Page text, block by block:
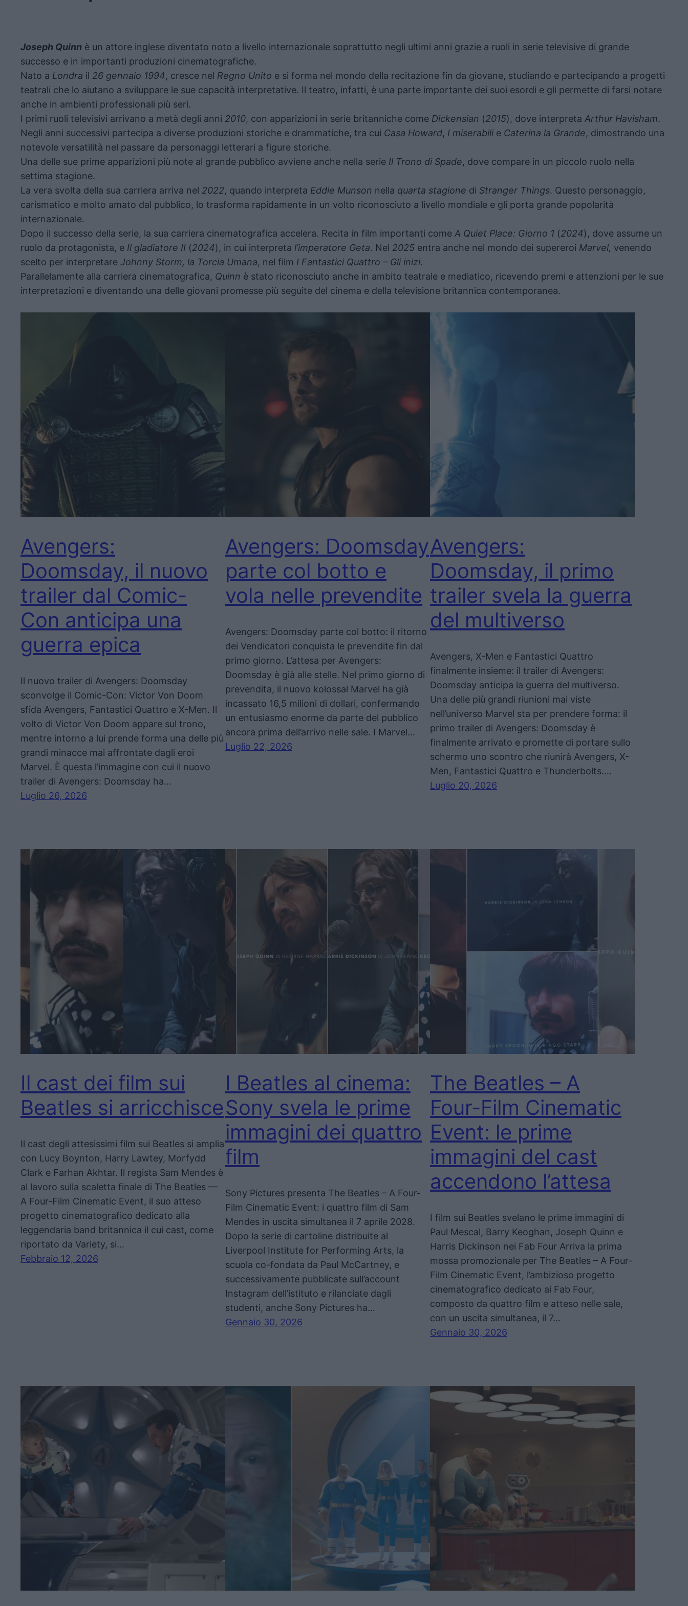
Joseph Quinn è un attore inglese diventato noto a livello internazionale soprattutto negli ultimi anni grazie a ruoli in serie televisive di grande
successo e in importanti produzioni cinematografiche.
Nato a Londra il 26 gennaio 1994, cresce nel Regno Unito e si forma nel mondo della recitazione fin da giovane, studiando e partecipando a progetti
teatrali che lo aiutano a sviluppare le sue capacità interpretative. Il teatro, infatti, è una parte importante dei suoi esordi e gli permette di farsi notare
anche in ambienti professionali più seri.
I primi ruoli televisivi arrivano a metà degli anni 2010, con apparizioni in serie britanniche come Dickensian (2015), dove interpreta Arthur Havisham.
Negli anni successivi partecipa a diverse produzioni storiche e drammatiche, tra cui Casa Howard, I miserabilie Caterina la Grande, dimostrando una
notevole versatilità nel passare da personaggi letterari a figure storiche.
Una delle sue prime apparizioni più note al grande pubblico avviene anche nella serie Il Trono di Spade, dove compare in un piccolo ruolo nella
settima stagione.
La vera svolta della sua carriera arriva nel 2022, quando interpreta Eddie Munson nella quarta stagione di Stranger Things. Questo personaggio,
carismatico e molto amato dal pubblico, lo trasforma rapidamente in un volto riconosciuto a livello mondiale e gli porta grande popolarità
internazionale.
Dopo il successo della serie, la sua carriera cinematografica accelera. Recita in film importanti come A Quiet Place: Giorno 1 (2024), dove assume un
ruolo da protagonista, e Il gladiatore II (2024), in cui interpreta l’imperatore Geta. Nel 2025 entra anche nel mondo dei supereroi Marvel, venendo
scelto per interpretare Johnny Storm, la Torcia Umana, nel film I Fantastici Quattro – Gli inizi.
Parallelamente alla carriera cinematografica, Quinn è stato riconosciuto anche in ambito teatrale e mediatico, ricevendo premi e attenzioni per le sue
interpretazioni e diventando una delle giovani promesse più seguite del cinema e della televisione britannica contemporanea.
Avengers:
Doomsday, il nuovo
trailer dal Comic-
Con anticipa una
guerra epica
Il nuovo trailer di Avengers: Doomsday
sconvolge il Comic-Con: Victor Von Doom
sfida Avengers, Fantastici Quattro e X-Men. Il
volto di Victor Von Doom appare sul trono,
mentre intorno a lui prende forma una delle più
grandi minacce mai affrontate dagli eroi
Marvel. È questa l’immagine con cui il nuovo
trailer di Avengers: Doomsday ha…
Luglio 26, 2026
Avengers: Doomsday
parte col botto e
vola nelle prevendite
Avengers: Doomsday parte col botto: il ritorno
dei Vendicatori conquista le prevendite fin dal
primo giorno. L’attesa per Avengers:
Doomsday è già alle stelle. Nel primo giorno di
prevendita, il nuovo kolossal Marvel ha già
incassato 16,5 milioni di dollari, confermando
un entusiasmo enorme da parte del pubblico
ancora prima dell’arrivo nelle sale. I Marvel…
Luglio 22, 2026
Avengers:
Doomsday, il primo
trailer svela la guerra
del multiverso
Avengers, X-Men e Fantastici Quattro
finalmente insieme: il trailer di Avengers:
Doomsday anticipa la guerra del multiverso.
Una delle più grandi riunioni mai viste
nell’universo Marvel sta per prendere forma: il
primo trailer di Avengers: Doomsday è
finalmente arrivato e promette di portare sullo
schermo uno scontro che riunirà Avengers, X-
Men, Fantastici Quattro e Thunderbolts.…
Luglio 20, 2026
Il cast dei film sui
Beatles si arricchisce
Il cast degli attesissimi film sui Beatles si amplia
con Lucy Boynton, Harry Lawtey, Morfydd
Clark e Farhan Akhtar. Il regista Sam Mendes è
al lavoro sulla scaletta finale di The Beatles —
A Four-Film Cinematic Event, il suo atteso
progetto cinematografico dedicato alla
leggendaria band britannica il cui cast, come
riportato da Variety, si…
Febbraio 12, 2026
I Beatles al cinema:
Sony svela le prime
immagini dei quattro
film
Sony Pictures presenta The Beatles – A Four-
Film Cinematic Event: i quattro film di Sam
Mendes in uscita simultanea il 7 aprile 2028.
Dopo la serie di cartoline distribuite al
Liverpool Institute for Performing Arts, la
scuola co-fondata da Paul McCartney, e
successivamente pubblicate sull’account
Instagram dell’istituto e rilanciate dagli
studenti, anche Sony Pictures ha…
Gennaio 30, 2026
The Beatles – A
Four-Film Cinematic
Event: le prime
immagini del cast
accendono l’attesa
I film sui Beatles svelano le prime immagini di
Paul Mescal, Barry Keoghan, Joseph Quinn e
Harris Dickinson nei Fab Four Arriva la prima
mossa promozionale per The Beatles – A Four-
Film Cinematic Event, l’ambizioso progetto
cinematografico dedicato ai Fab Four,
composto da quattro film e atteso nelle sale,
con un uscita simultanea, il 7…
Gennaio 30, 2026